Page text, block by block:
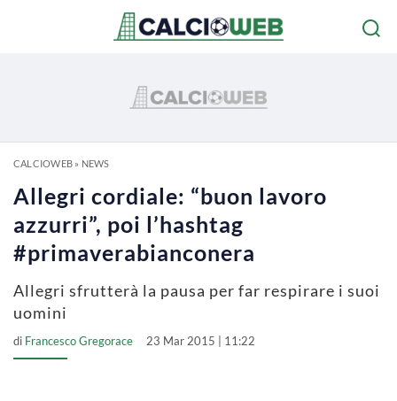
CALCIOWEB» NEWS
Allegri cordiale: “buon lavoro
azzurri”, poi l’hashtag
#primaverabianconera
Allegri sfrutterà la pausa per far respirare i suoi
uomini
di Francesco Gregorace 23 Mar 2015 | 11:22